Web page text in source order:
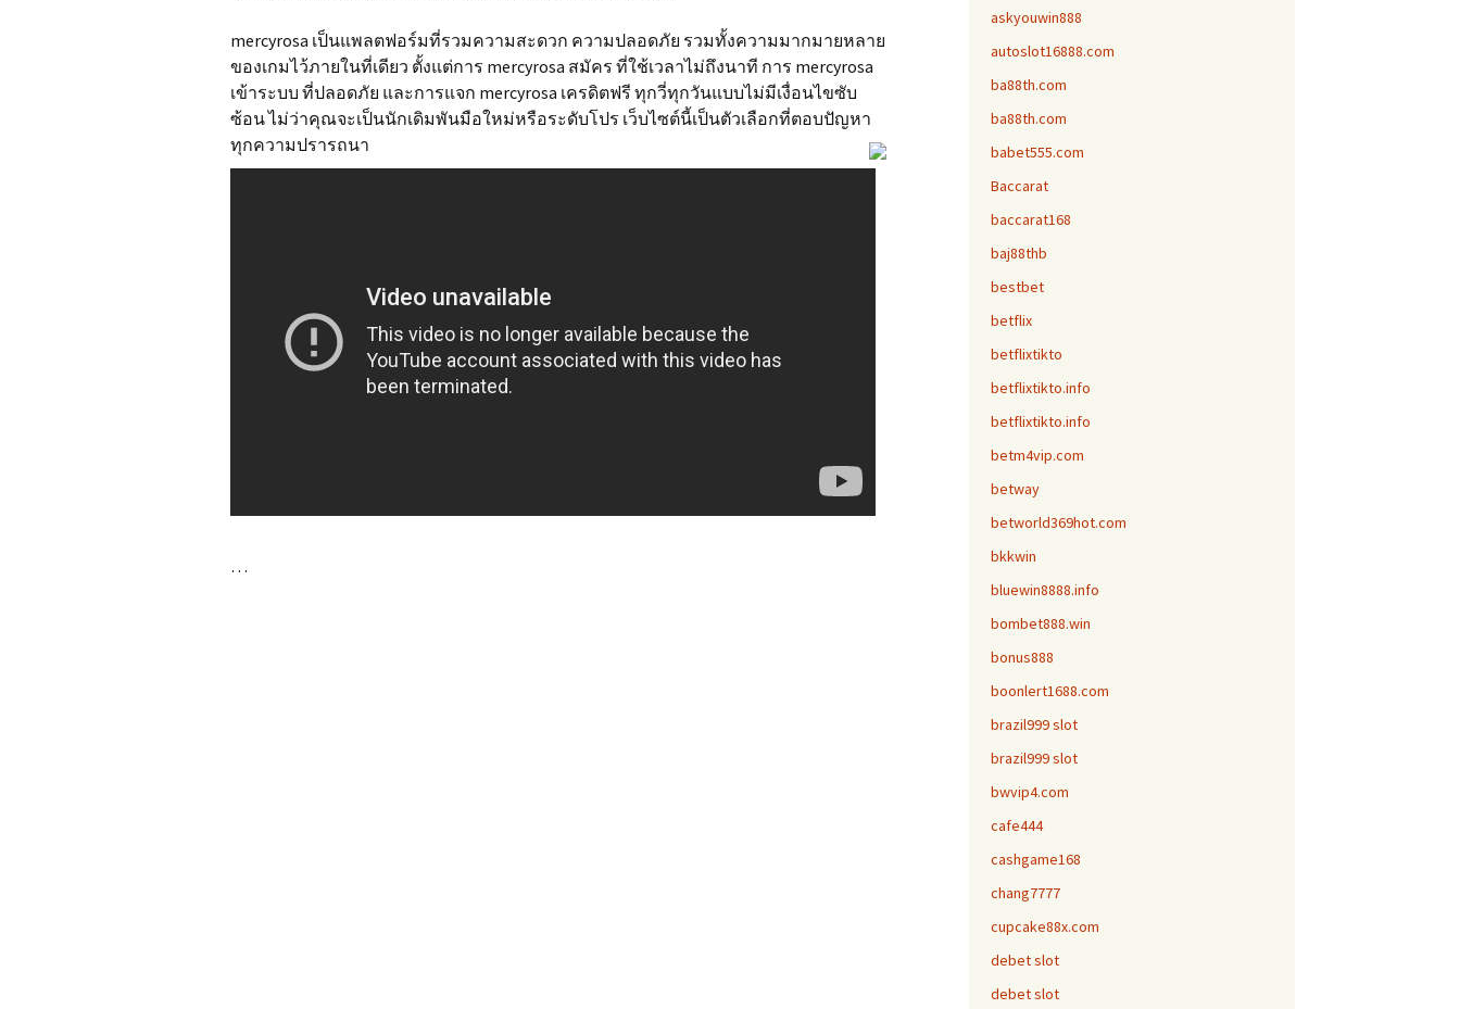
mercyrosa เป็นแพลตฟอร์มที่รวมความสะดวก ความปลอดภัย รวมทั้งความมากมายหลาย
ของเกมไว้ภายในที่เดียว ตั้งแต่การ mercyrosa สมัคร ที่ใช้เวลาไม่ถึงนาที การ mercyrosa
เข้าระบบ ที่ปลอดภัย และการแจก mercyrosa เครดิตฟรี ทุกวี่ทุกวันแบบไม่มีเงื่อนไขซับ
ซ้อน ไม่ว่าคุณจะเป็นนักเดิมพันมือใหม่หรือระดับโปร เว็บไซต์นี้เป็นตัวเลือกที่ตอบปัญหา
ทุกความปรารถนา
…
askyouwin888
autoslot16888.com
ba88th.com
ba88th.com
babet555.com
Baccarat
baccarat168
baj88thb
bestbet
betflix
betflixtikto
betflixtikto.info
betflixtikto.info
betm4vip.com
betway
betworld369hot.com
bkkwin
bluewin8888.info
bombet888.win
bonus888
boonlert1688.com
brazil999 slot
brazil999 slot
bwvip4.com
cafe444
cashgame168
chang7777
cupcake88x.com
debet slot
debet slot